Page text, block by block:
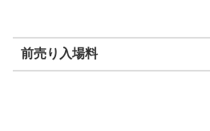
前売り入場料